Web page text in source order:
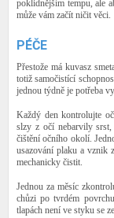
poklidnějším tempu, ale
může vám začít ničit věci.
PÉČE
Přestože má kuvasz
totiž samočistící
jednou týdně je potřeba
Každý den kontrolujte
slzy z očí nebarvily
čištění očního okolí.
usazování plaku a vznik
mechanicky čistit.
Jednou za měsíc
chůzi po tvrdém
tlapách není ve styku se